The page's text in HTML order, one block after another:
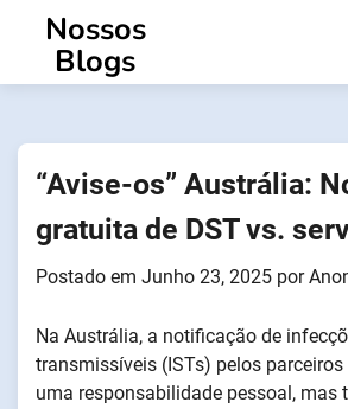
SaltarNossos
Blogs
Sobre Nós
“Avise-os” Austrália:
gratuita de DST vs.
Postado em Junho 23, 2025 por
Na Austrália, a notificação de
transmissíveis (ISTs) pelos
uma responsabilidade pessoal, mas